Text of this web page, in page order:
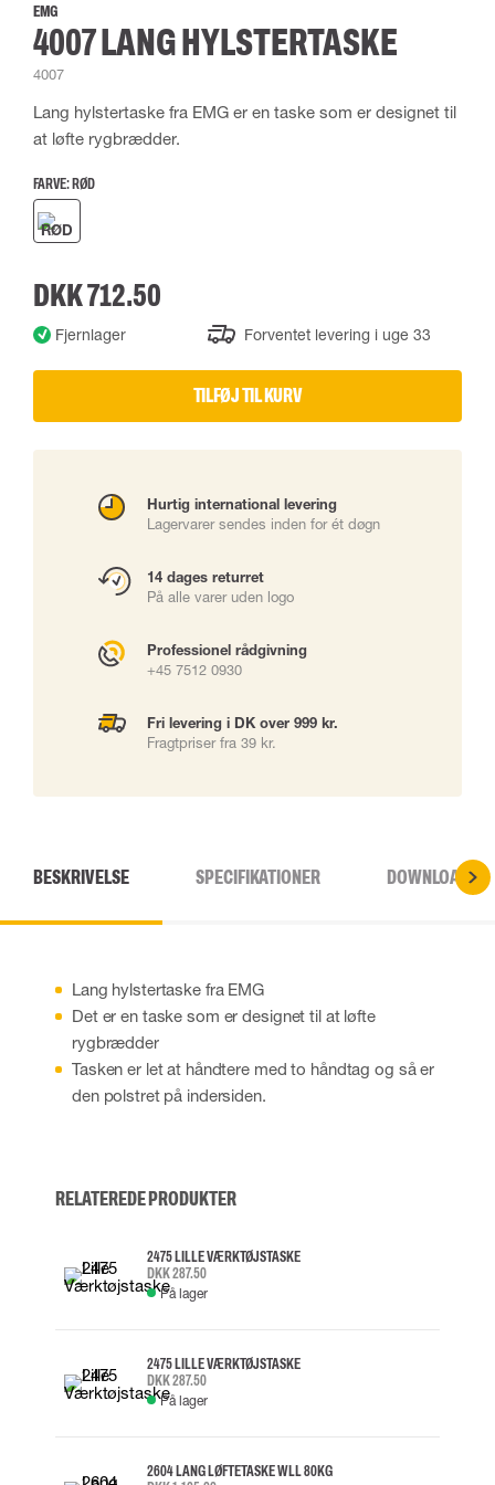
EMG
4007 LANG HYLSTERTASKE
4007
Lang hylstertaske fra EMG er en taske som er designet til
at løfte rygbrædder.
FARVE: RØD
DKK 712.50
Fjernlager Forventet levering i uge 33
TILFØJ TIL KURV
Hurtig international levering
Lagervarer sendes inden for ét døgn
14 dages returret
På alle varer uden logo
Professionel rådgivning
+45 7512 0930
Fri levering i DK over 999 kr.
Fragtpriser fra 39 kr.
BESKRIVELSE SPECIFIKATIONER DOWNLOADS
Lang hylstertaske fra EMG
Det er en taske som er designet til at løfte
rygbrædder
Tasken er let at håndtere med to håndtag og så er
den polstret på indersiden.
RELATEREDE PRODUKTER
2475 LILLE VÆRKTØJSTASKE
DKK 287.50
På lager
2475 LILLE VÆRKTØJSTASKE
DKK 287.50
På lager
2604 LANG LØFTETASKE WLL 80KG